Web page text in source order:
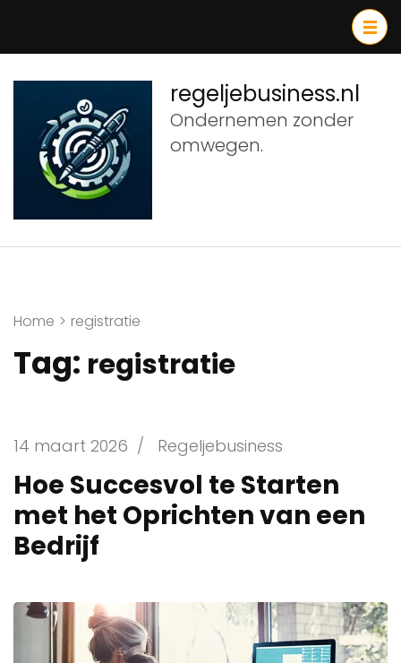
inhoud
(druk
Enter)
regeljebusiness.nl
Ondernemen zonder
omwegen.
Home > registratie
Tag: registratie
14 maart 2026 / Regeljebusiness
Hoe Succesvol te Starten
met het Oprichten van een
Bedrijf